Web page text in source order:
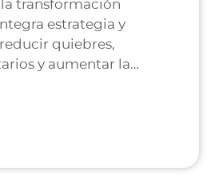
transformación
estrategia y
quiebres,
y aumentar la